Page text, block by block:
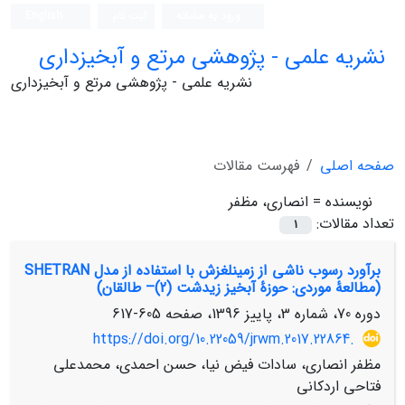
نشریه علمی - پژوهشی مرتع و آبخیزداری
نشریه علمی - پژوهشی مرتع و آبخیزداری
صفحه اصلی
فهرست مقالات
نویسنده = انصاری، مظفر
تعداد مقالات:
1
برآورد رسوب ناشی از زمین‏‏‏لغزش با استفاده از مدل SHETRAN
(مطالعۀ موردی: حوزۀ آبخیز زیدشت (2)– طالقان)
دوره 70، شماره 3، پاییز 1396، صفحه
605-617
https://doi.org/10.22059/jrwm.2017.22864.
مظفر انصاری، سادات فیض نیا، حسن احمدی، محمدعلی
فتاحی اردکانی